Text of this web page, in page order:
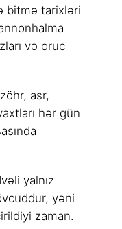
bitmə tarixləri
və oruc
asr,
hər gün
yalnız
yəni
zaman.